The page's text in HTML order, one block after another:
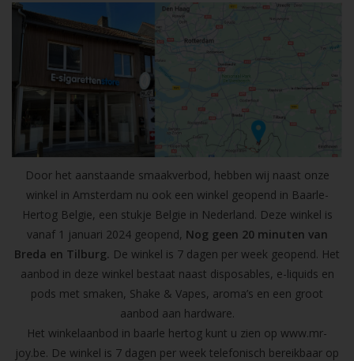
Door het aanstaande smaakverbod, hebben wij naast onze
winkel in Amsterdam nu ook een winkel geopend in Baarle-
Hertog Belgie, een stukje Belgie in Nederland. Deze winkel is
vanaf 1 januari 2024 geopend, Nog geen 20 minuten van
Breda en Tilburg. De winkel is 7 dagen per week geopend. Het
aanbod in deze winkel bestaat naast disposables, e-liquids en
pods met smaken, Shake & Vapes, aroma’s en een groot
aanbod aan hardware.
Het winkelaanbod in baarle hertog kunt u zien op www.mr-
joy.be. De winkel is 7 dagen per week telefonisch bereikbaar op